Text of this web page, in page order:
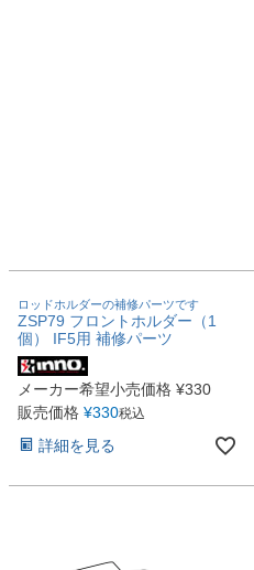
ロッドホルダーの補修パーツです
ZSP79 フロントホルダー（1
個） IF5用 補修パーツ
メーカー希望小売価格 ¥330
販売価格 ¥330税込
詳細を見る